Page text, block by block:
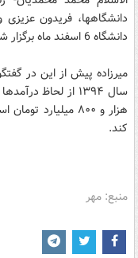
دانشگاهها، فریدون
دانشگاه 6 اسفند ماه برگزار شد.
میرزاده پیش از این در
هزار و ۸۰۰
کند.
منبع: مهر